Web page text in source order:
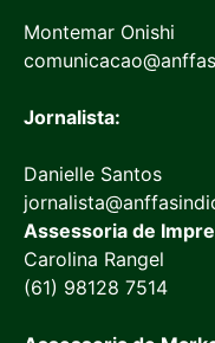
Montemar Onishi
Jornalista:
Danielle Santos
Assessoria de
Carolina Rangel
(61) 98128 7514